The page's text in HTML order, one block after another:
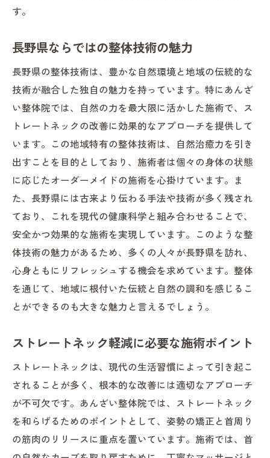
す。
長野県ならではの整体技術の魅力
長野県の整体技術は、豊かな自然環境と地域の伝統的な
技術が融合した独自の魅力を持っています。特にあんざ
い整体院では、自然の力を最大限に活かした施術で、ス
トレートネックの改善に効果的なアプローチを提供して
います。この地域特有の整体技術は、自然治癒力を引き
出すことを目的としており、施術者は個々の身体の状態
に応じたオーダーメイドの施術を心掛けています。ま
た、長野県には古来より伝わる手法や技術が多く残され
ており、これを現代の健康科学と組み合わせることで、
安全かつ効果的な施術を実現しています。このような整
体技術の魅力があるため、多くの人々が長野県を訪れ、
心身ともにリフレッシュする機会を求めています。整体
を通じて、地域に根付いた伝統と自然の調和を感じるこ
とができるのも大きな魅力と言えるでしょう。
ストレートネック軽減に必要な施術ポイント
ストレートネックは、現代の生活習慣によって引き起こ
されることが多く、根本的な改善には適切なアプローチ
が不可欠です。あんざい整体院では、ストレートネック
を和らげるためのポイントとして、姿勢の矯正と首周り
の筋肉のリリースに重点を置いています。施術では、首